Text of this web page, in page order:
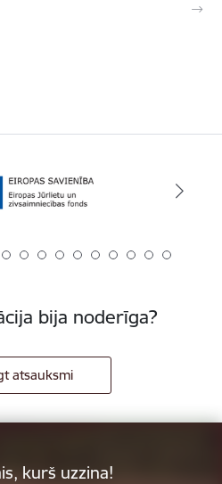
bija noderīga?
atsauksmi
kurš uzzina!